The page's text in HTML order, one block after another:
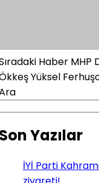
Haber MHP
Yüksel
Yazılar
İYİ Parti